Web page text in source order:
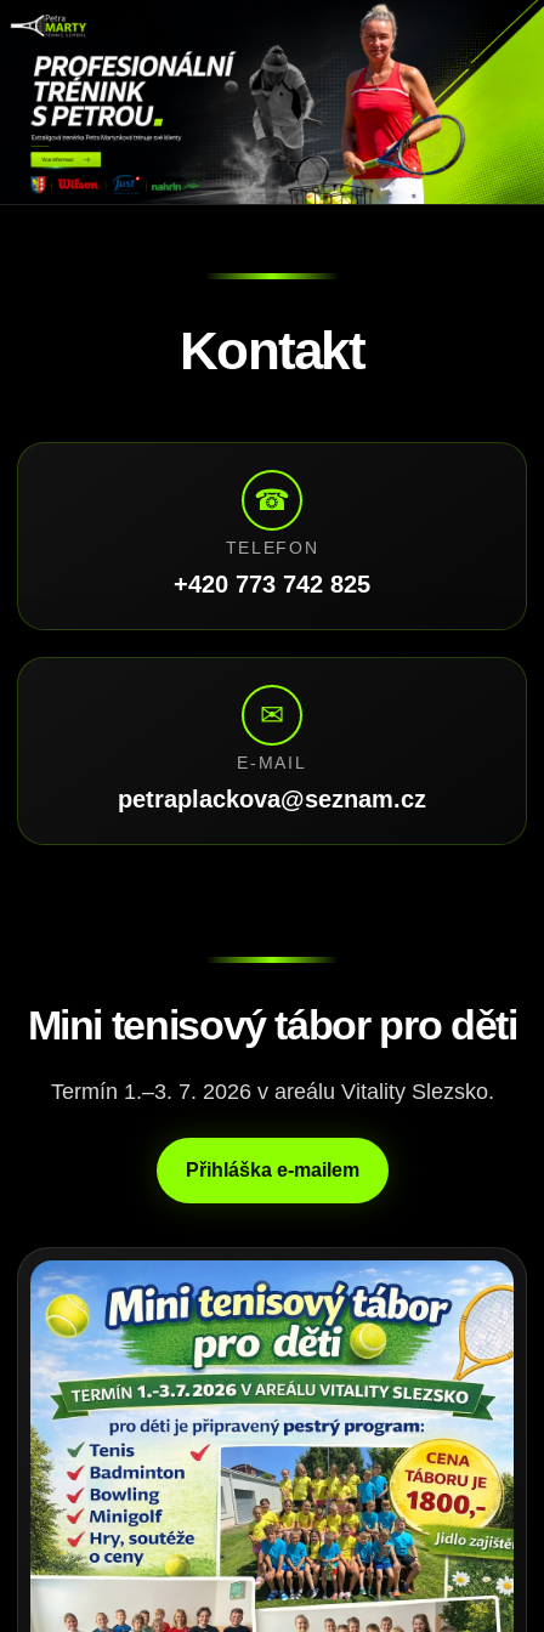
Kontakt
☎
TELEFON
+420 773 742 825
✉
E-MAIL
petraplackova@seznam.cz
Mini tenisový tábor pro děti
Termín 1.–3. 7. 2026 v areálu Vitality Slezsko.
Přihláška e-mailem